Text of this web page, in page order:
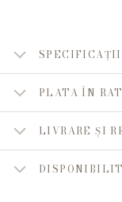
SPECIFICAȚII
PLATA ÎN
LIVRARE ȘI